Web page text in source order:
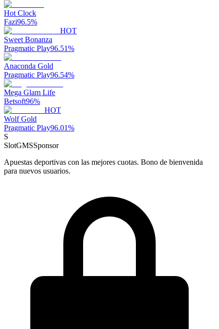
Hot Clock
Fazi96.5%
HOT
Sweet Bonanza
Pragmatic Play96.51%
Anaconda Gold
Pragmatic Play96.54%
Mega Glam Life
Betsoft96%
HOT
Wolf Gold
Pragmatic Play96.01%
S
SlotGMSSponsor
Apuestas deportivas con las mejores cuotas. Bono de bienvenida
para nuevos usuarios.